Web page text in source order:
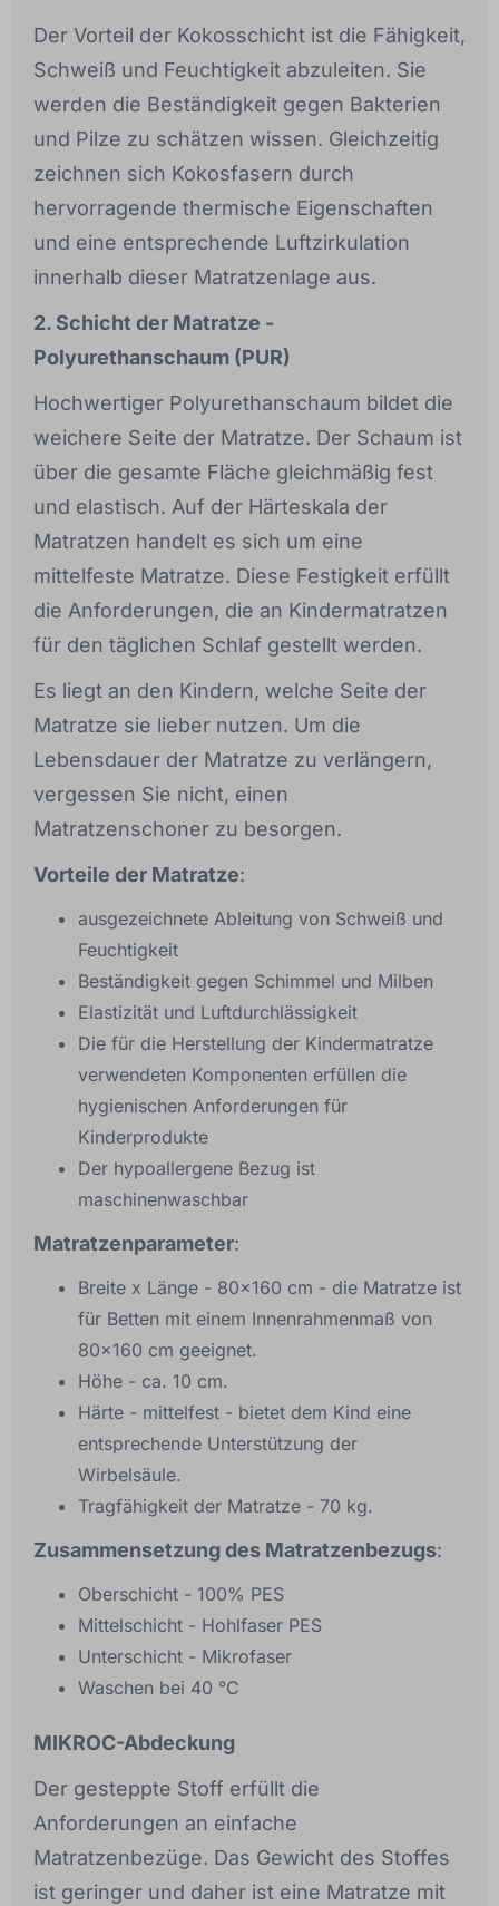
Der Vorteil der Kokosschicht ist die Fähigkeit,
Schweiß und Feuchtigkeit abzuleiten. Sie
werden die Beständigkeit gegen Bakterien
und Pilze zu schätzen wissen. Gleichzeitig
zeichnen sich Kokosfasern durch
hervorragende thermische Eigenschaften
und eine entsprechende Luftzirkulation
innerhalb dieser Matratzenlage aus.
2. Schicht der Matratze -
Polyurethanschaum (PUR)
Hochwertiger Polyurethanschaum bildet die
weichere Seite der Matratze. Der Schaum ist
über die gesamte Fläche gleichmäßig fest
und elastisch. Auf der Härteskala der
Matratzen handelt es sich um eine
mittelfeste Matratze. Diese Festigkeit erfüllt
die Anforderungen, die an Kindermatratzen
für den täglichen Schlaf gestellt werden.
Es liegt an den Kindern, welche Seite der
Matratze sie lieber nutzen. Um die
Lebensdauer der Matratze zu verlängern,
vergessen Sie nicht, einen
Matratzenschoner zu besorgen.
Vorteile der Matratze:
ausgezeichnete Ableitung von Schweiß und
Feuchtigkeit
Beständigkeit gegen Schimmel und Milben
Elastizität und Luftdurchlässigkeit
Die für die Herstellung der Kindermatratze
verwendeten Komponenten erfüllen die
hygienischen Anforderungen für
Kinderprodukte
Der hypoallergene Bezug ist
maschinenwaschbar
Matratzenparameter:
Breite x Länge - 80x160 cm - die Matratze ist
für Betten mit einem Innenrahmenmaß von
80x160 cm geeignet.
Höhe - ca. 10 cm.
Härte - mittelfest - bietet dem Kind eine
entsprechende Unterstützung der
Wirbelsäule.
Tragfähigkeit der Matratze - 70 kg.
Zusammensetzung des Matratzenbezugs:
Oberschicht - 100% PES
Mittelschicht - Hohlfaser PES
Unterschicht - Mikrofaser
Waschen bei 40 °C
MIKROC-Abdeckung
Der gesteppte Stoff erfüllt die
Anforderungen an einfache
Matratzenbezüge. Das Gewicht des Stoffes
ist geringer und daher ist eine Matratze mit